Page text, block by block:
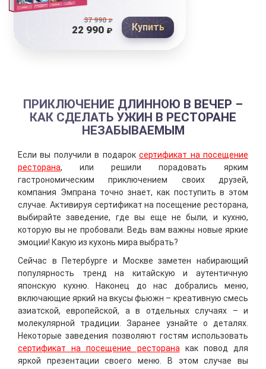
37 990₽
22 990 ₽ Купить
ПРИКЛЮЧЕНИЕ ДЛИННОЮ В ВЕЧЕР –
КАК СДЕЛАТЬ УЖИН В РЕСТОРАНЕ
НЕЗАБЫВАЕМЫМ
Если вы получили в подароксертификат на посещение
ресторана, или решили порадовать ярким
гастрономическим приключением своих друзей,
компания Эмпрана точно знает, как поступить в этом
случае. Активируя сертификат на посещение ресторана,
выбирайте заведение, где вы еще не были, и кухню,
которую вы не пробовали. Ведь вам важны новые яркие
эмоции! Какую из кухонь мира выбрать?
Сейчас в Петербурге и Москве заметен набирающий
популярность тренд на китайскую и аутентичную
японскую кухню. Наконец до нас добрались меню,
включающие яркий на вкусы фьюжн – креативную смесь
азиатской, европейской, а в отдельных случаях – и
молекулярной традиции. Заранее узнайте о деталях.
Некоторые заведения позволяют гостям использовать
сертификат на посещение ресторанакак повод для
яркой презентации своего меню. В этом случае вы